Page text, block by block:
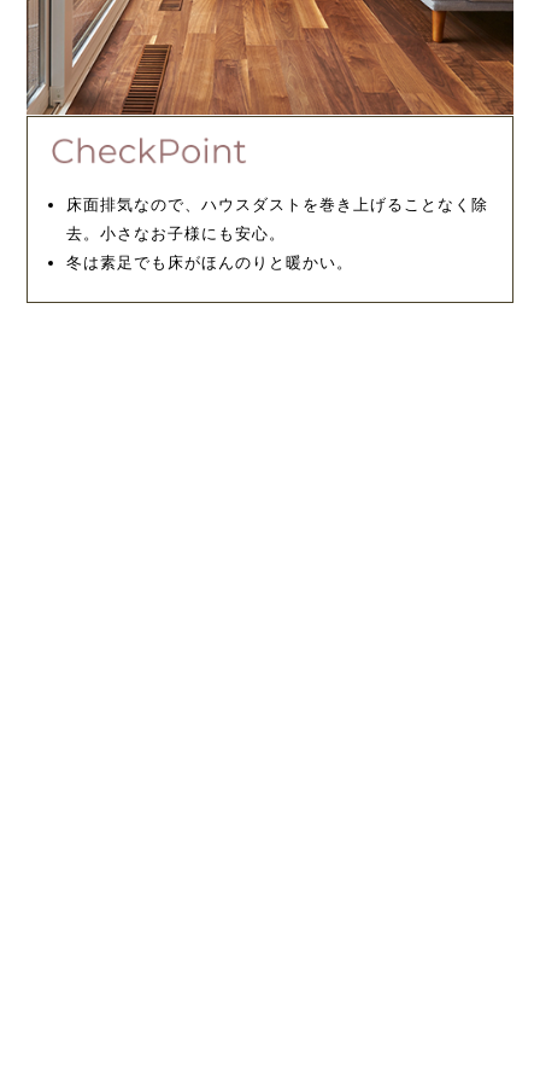
床面排気なので、ハウスダストを巻き上げることなく除
去。小さなお子様にも安心。
冬は素足でも床がほんのりと暖かい。